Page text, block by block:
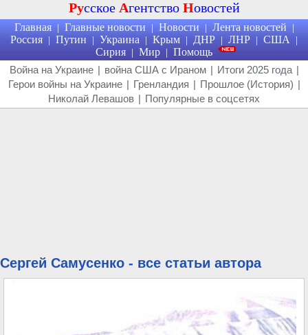
Русское Агентство Новостей
Главная | Главные новости | Новости | Лента новостей |
Россия | Путин | Украина | Крым | ДНР | ЛНР | США |
Сирия | Мир | Помощь
Война на Украине | война США с Ираном | Итоги 2025 года |
Герои войны на Украине | Гренландия | Прошлое (История) |
Николай Левашов | Популярные в соцсетях
Сергей Самусенко - все статьи автора